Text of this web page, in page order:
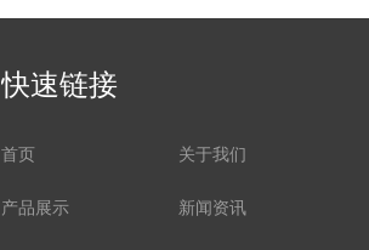
快速链接
首页 关于我们
产品展示 新闻资讯